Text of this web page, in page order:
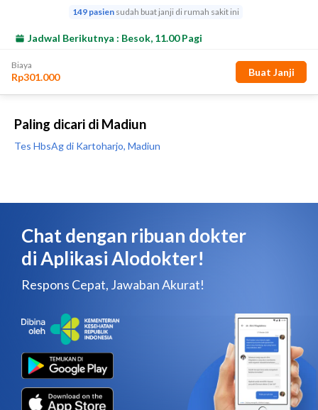
Paling dicari di Madiun
Tes HbsAg di Kartoharjo, Madiun